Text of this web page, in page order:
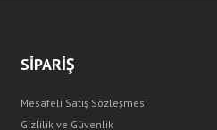
SİPARİŞ
Mesafeli Satış Sözleşmesi
Gizlilik ve Güvenlik